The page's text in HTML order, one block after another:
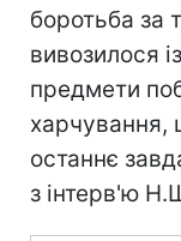
боротьба за
вивозилося
предмети
харчування,
останнє
з інтерв'ю